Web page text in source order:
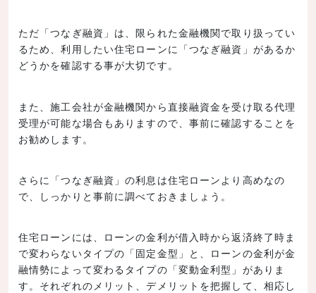
ただ「つなぎ融資」は、限られた金融機関で取り扱ってい
るため、利用したい住宅ローンに「つなぎ融資」があるか
どうかを確認する事が大切です。
また、施工会社が金融機関から直接融資金を受け取る代理
受理が可能な場合もありますので、事前に確認することを
お勧めします。
さらに「つなぎ融資」の利息は住宅ローンより高めなの
で、しっかりと事前に調べておきましょう。
住宅ローンには、ローンの金利が借入時から返済終了時ま
で変わらないタイプの「固定金型」と、ローンの金利が金
融情勢によって変わるタイプの「変動金利型」がありま
す。それぞれのメリット、デメリットを把握して、相応し